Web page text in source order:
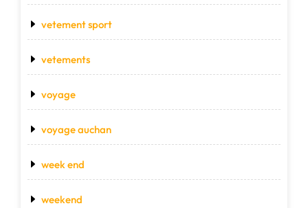
vetement sport
vetements
voyage
voyage auchan
week end
weekend